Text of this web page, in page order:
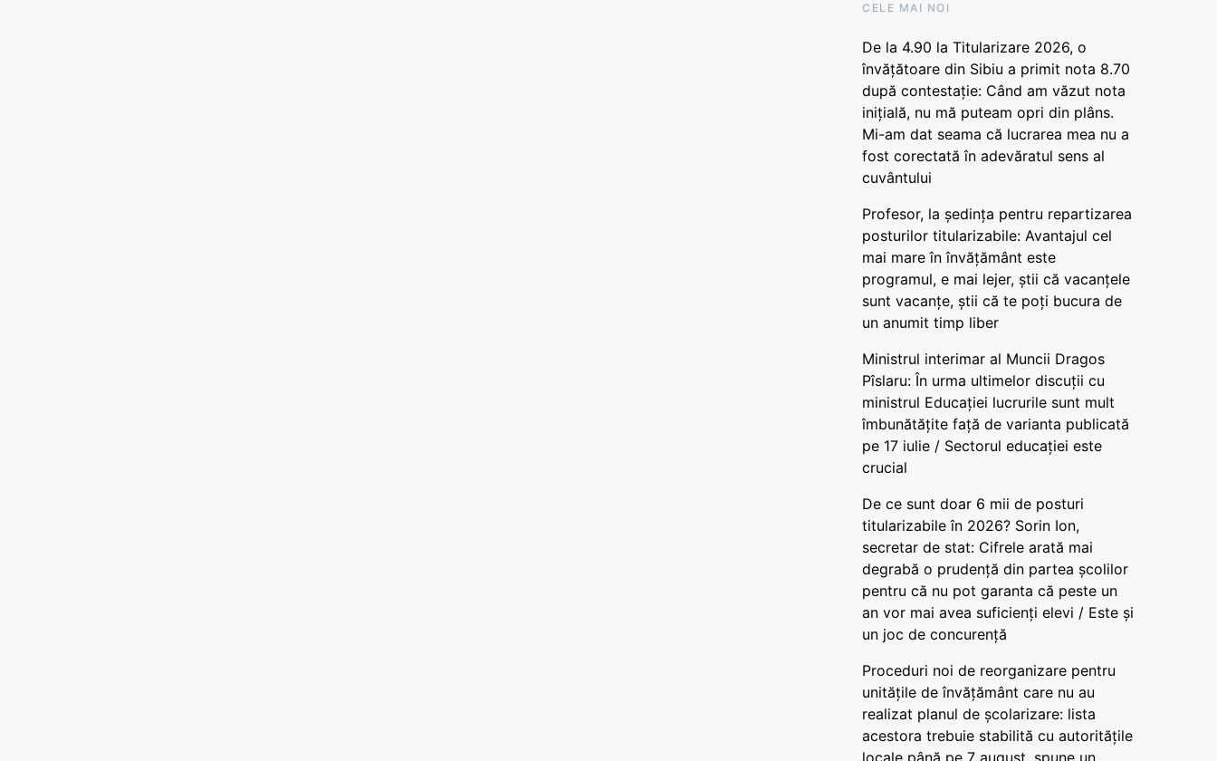
CELE MAI NOI
De la 4.90 la Titularizare 2026, o
învățătoare din Sibiu a primit nota 8.70
după contestație: Când am văzut nota
inițială, nu mă puteam opri din plâns.
Mi-am dat seama că lucrarea mea nu a
fost corectată în adevăratul sens al
cuvântului
Profesor, la ședința pentru repartizarea
posturilor titularizabile: Avantajul cel
mai mare în învățământ este
programul, e mai lejer, știi că vacanțele
sunt vacanţe, știi că te poți bucura de
un anumit timp liber
Ministrul interimar al Muncii Dragos
Pîslaru: În urma ultimelor discuții cu
ministrul Educației lucrurile sunt mult
îmbunătățite față de varianta publicată
pe 17 iulie / Sectorul educației este
crucial
De ce sunt doar 6 mii de posturi
titularizabile în 2026? Sorin Ion,
secretar de stat: Cifrele arată mai
degrabă o prudență din partea școlilor
pentru că nu pot garanta că peste un
an vor mai avea suficienți elevi / Este și
un joc de concurență
Proceduri noi de reorganizare pentru
unitățile de învățământ care nu au
realizat planul de școlarizare: lista
acestora trebuie stabilită cu autoritățile
locale până pe 7 august, spune un